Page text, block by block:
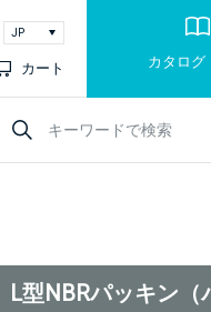
カート カタログ
L型NBRパッキン（